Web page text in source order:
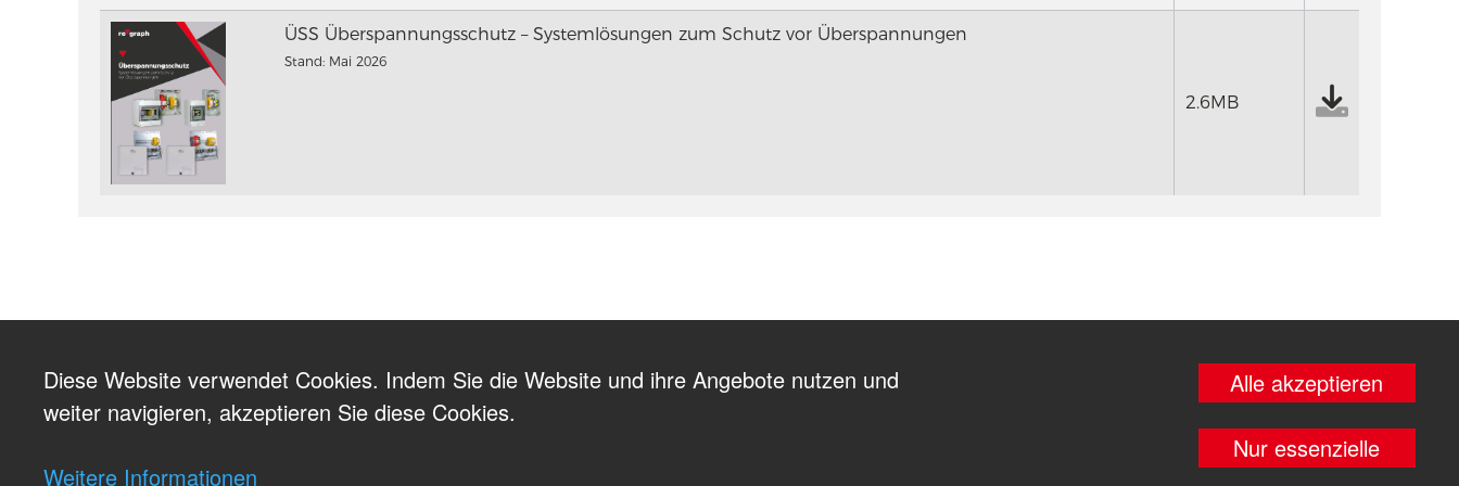
Diese Website verwendet Cookies. Indem Sie die Website und ihre Angebote nutzen und
weiter navigieren, akzeptieren Sie diese Cookies.
Weitere Informationen
Alle akzeptieren
Nur essenzielle
ÜSS Überspannungsschutz – Systemlösungen zum Schutz vor Überspannungen
Stand: Mai 2026
2.6MB